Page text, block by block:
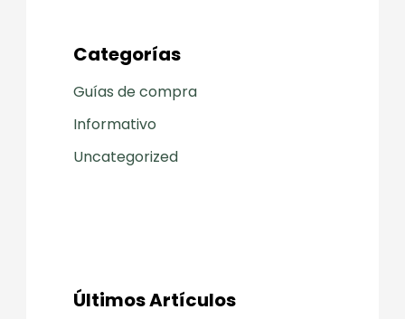
Categorías
Guías de compra
Informativo
Uncategorized
Últimos Artículos